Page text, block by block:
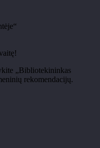
„Bibliotekininkas
rekomendacijų.